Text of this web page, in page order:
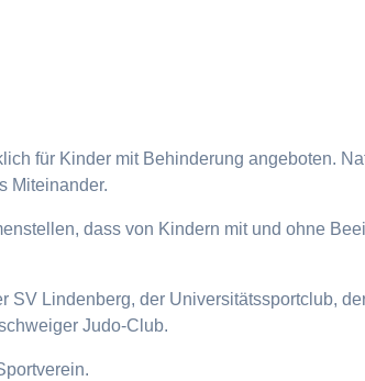
für Kinder mit Behinderung angeboten.
Miteinander.
dass von Kindern mit und ohne
Lindenberg, der Universitätssportclub,
Judo-Club.